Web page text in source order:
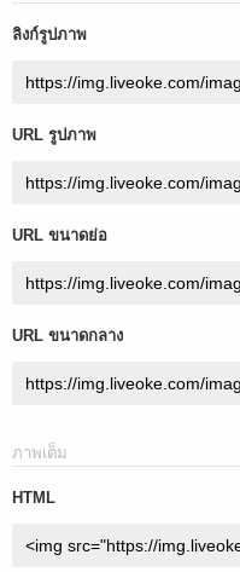
ลิงก์รูปภาพ
URL รูปภาพ
URL ขนาดย่อ
URL ขนาดกลาง
ภาพเต็ม
HTML